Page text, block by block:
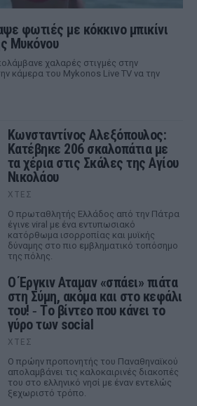
φωτιές με κόκκινο μπικίνι
Μυκόνου
χαλαρές στιγμές στην
κάμερα του Mykonos Live TV να την
Κωνσταντίνος Αλεξόπουλος:
Κατέβηκε 206 σκαλοπάτια με
τα χέρια στις Σκάλες της Αγίου
Νικολάου
ΧΤΕΣ
Ο πρωταθλητής Ελλάδος από την Πάτρα
έγινε viral με ένα εντυπωσιακό
κατόρθωμα ισορροπίας και μυϊκής
δύναμης στο πιο εμβληματικό τοπόσημο
της πόλης.
Ο Έργκιν Αταμαν «σπάει» πιάτα
στη Σύμη, ακόμα και στο κεφάλι
του! ‑ Tο βίντεο που κάνει το
γύρο των social
ΧΤΕΣ
Ο πρώην προπονητής του Παναθηναϊκού
απολαμβάνει τις καλοκαιρινές διακοπές
του στο ελληνικό νησί με έναν εντελώς
ξεχωριστό τρόπο.